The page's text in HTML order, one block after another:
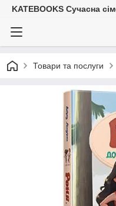
KATEBOOKS Сучасна
Товари та послуги